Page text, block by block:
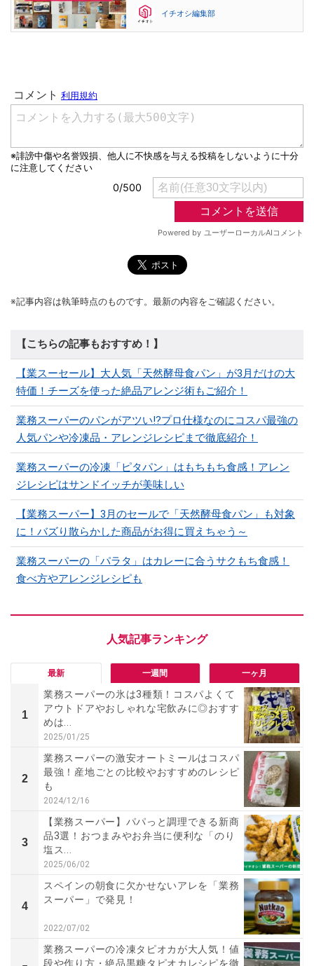
イチオシ編集部
※記事内容は執筆時点のものです。最新の内容をご確認ください。
【こちらの記事もおすすめ！】
【業スーセール】大人気「天然酵母食パン」が3月だけの大
特価！チーズを使った絶品アレンジ術もご紹介！
業務スーパーのパンがアツい!?プロ仕様なのにコスパ最強の
人気パンや冷凍品・アレンジレシピまで徹底紹介！
業務スーパーの冷凍「ピタパン」はもちもち食感！アレン
ジレシピはサンドイッチが美味しい
【業務スーパー】3月のセールで「天然酵母食パン」も対象
に！バズり散らかした商品がお得に買えちゃう～
業務スーパーの「パラタ」はカレーに合うサクもち食感！
食べ方やアレンジレシピも
最新 一週間 一ヶ月
1
業務スーパーの氷は3種類！コスパよくて
アウトドアやおしゃれな宅飲みに◎おすす
めは...
2025/01/25
2
業務スーパーの激安オートミールはコスパ
最強！産地ごとの比較やおすすめのレシピ
も
2024/12/16
3
【業務スーパー】パパっと調理できる新商
品3選！おつまみやお弁当に便利な「のり
塩ス...
2025/06/02
4
スペインの朝食に欠かせないアレを「業務
スーパー」で発見！
2022/07/02
業務スーパーの冷凍タピオカが大人気！値
段や作り方・絶品黒糖タピオカレシピを徹